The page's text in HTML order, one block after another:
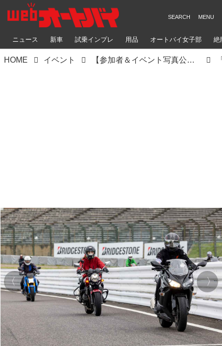
ニュース 新車 試乗インプレ 用品 オートバイ女子部 絶
HOME イベント 【参加者＆イベント写真公開！】ステージイベント復活♪ 雨のアップガレージライダースBIKE!BIKE!BIKE2022（梅本まどか）